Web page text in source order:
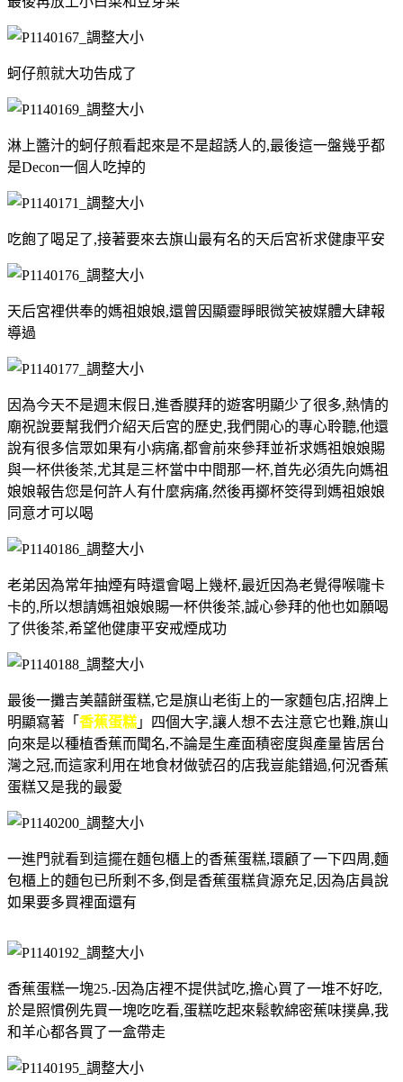
蚵仔煎就大功告成了
淋上醬汁的蚵仔煎看起來是不是超誘人的,最後這一盤幾乎都
是Decon一個人吃掉的
吃飽了喝足了,接著要來去旗山最有名的天后宮祈求健康平安
天后宮裡供奉的媽祖娘娘,還曾因顯靈睜眼微笑被媒體大肆報
導過
因為今天不是週末假日,進香膜拜的遊客明顯少了很多,熱情的
廟祝說要幫我們介紹天后宮的歷史,我們開心的專心聆聽,他還
說有很多信眾如果有小病痛,都會前來參拜並祈求媽祖娘娘賜
與一杯供後茶,尤其是三杯當中中間那一杯,首先必須先向媽祖
娘娘報告您是何許人有什麼病痛,然後再擲杯筊得到媽祖娘娘
同意才可以喝
老弟因為常年抽煙有時還會喝上幾杯,最近因為老覺得喉嚨卡
卡的,所以想請媽祖娘娘賜一杯供後茶,誠心參拜的他也如願喝
了供後茶,希望他健康平安戒煙成功
最後一攤吉美囍餅蛋糕,它是旗山老街上的一家麵包店,招牌上
明顯寫著「 香蕉蛋糕 」四個大字,讓人想不去注意它也難,旗山
向來是以種植香蕉而聞名,不論是生產面積密度與產量皆居台
灣之冠,而這家利用在地食材做號召的店我豈能錯過,何況香蕉
蛋糕又是我的最愛
一進門就看到這擺在麵包櫃上的香蕉蛋糕,環顧了一下四周,麵
包櫃上的麵包已所剩不多,倒是香蕉蛋糕貨源充足,因為店員說
如果要多買裡面還有
香蕉蛋糕一塊25.-因為店裡不提供試吃,擔心買了一堆不好吃,
於是照慣例先買一塊吃吃看,蛋糕吃起來鬆軟綿密蕉味撲鼻,我
和羊心都各買了一盒帶走